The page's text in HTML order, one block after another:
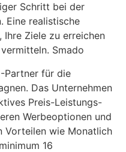
Schritt bei der
Eine realistische
Ziele zu erreichen
Smado
Partner für die
Das Unternehmen
Preis-Leistungs-
Werbeoptionen und
Vorteilen wie Monatlich
16